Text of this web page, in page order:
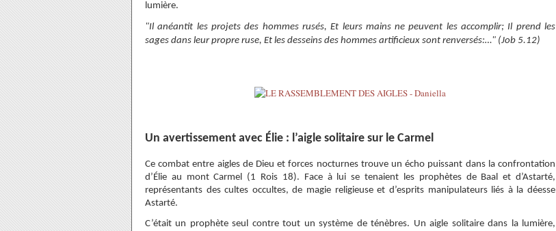
lumière.
"Il anéantit les projets des hommes rusés, Et leurs mains ne peuvent les accomplir; Il prend les
sages dans leur propre ruse, Et les desseins des hommes artificieux sont renversés:…" (Job 5.12)
Un avertissement avec Élie : l’aigle solitaire sur le Carmel
Ce combat entre aigles de Dieu et forces nocturnes trouve un écho puissant dans la confrontation
d’Élie au mont Carmel (1 Rois 18). Face à lui se tenaient les prophètes de Baal et d’Astarté,
représentants des cultes occultes, de magie religieuse et d’esprits manipulateurs liés à la déesse
Astarté.
C’était un prophète seul contre tout un système de ténèbres. Un aigle solitaire dans la lumière,